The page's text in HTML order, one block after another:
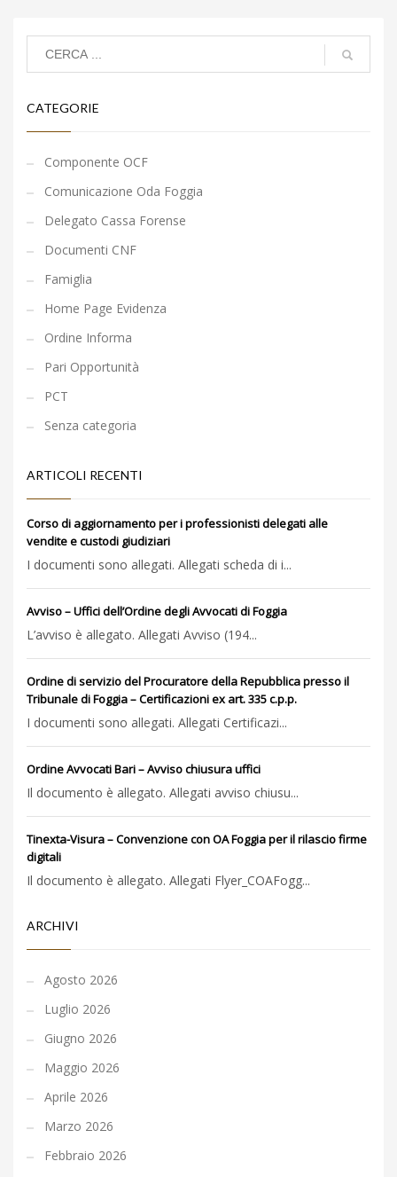
CATEGORIE
Componente OCF
Comunicazione Oda Foggia
Delegato Cassa Forense
Documenti CNF
Famiglia
Home Page Evidenza
Ordine Informa
Pari Opportunità
PCT
Senza categoria
ARTICOLI RECENTI
Corso di aggiornamento per i professionisti delegati alle
vendite e custodi giudiziari
I documenti sono allegati. Allegati scheda di i...
Avviso – Uffici dell’Ordine degli Avvocati di Foggia
L’avviso è allegato. Allegati Avviso (194...
Ordine di servizio del Procuratore della Repubblica presso il
Tribunale di Foggia – Certificazioni ex art. 335 c.p.p.
I documenti sono allegati. Allegati Certificazi...
Ordine Avvocati Bari – Avviso chiusura uffici
Il documento è allegato. Allegati avviso chiusu...
Tinexta-Visura – Convenzione con OA Foggia per il rilascio firme
digitali
Il documento è allegato. Allegati Flyer_COAFogg...
ARCHIVI
Agosto 2026
Luglio 2026
Giugno 2026
Maggio 2026
Aprile 2026
Marzo 2026
Febbraio 2026